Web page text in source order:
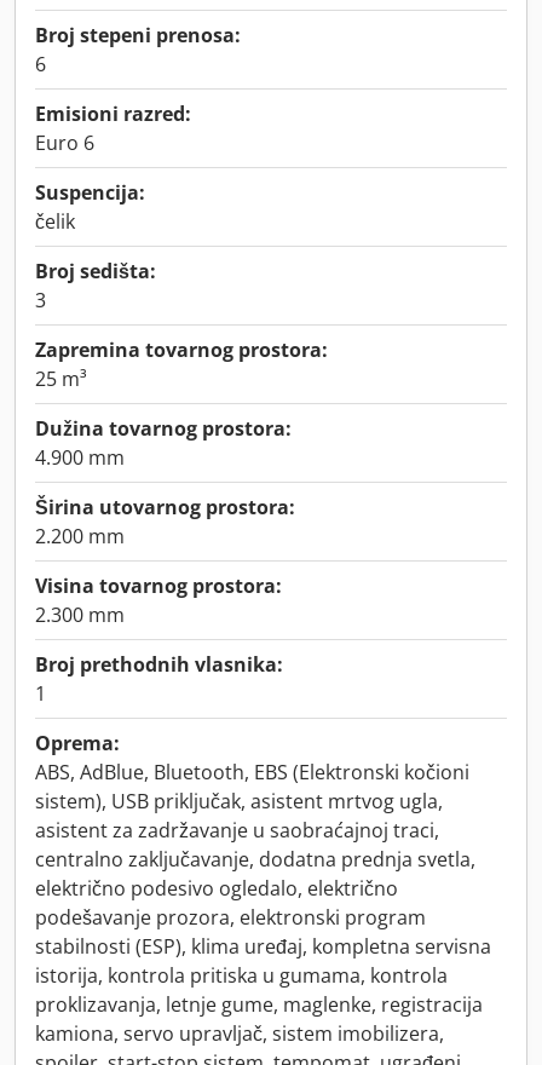
Broj stepeni prenosa:
6
Emisioni razred:
Euro 6
Suspencija:
čelik
Broj sedišta:
3
Zapremina tovarnog prostora:
25 m³
Dužina tovarnog prostora:
4.900 mm
Širina utovarnog prostora:
2.200 mm
Visina tovarnog prostora:
2.300 mm
Broj prethodnih vlasnika:
1
Oprema:
ABS, AdBlue, Bluetooth, EBS (Elektronski kočioni
sistem), USB priključak, asistent mrtvog ugla,
asistent za zadržavanje u saobraćajnoj traci,
centralno zaključavanje, dodatna prednja svetla,
električno podesivo ogledalo, električno
podešavanje prozora, elektronski program
stabilnosti (ESP), klima uređaj, kompletna servisna
istorija, kontrola pritiska u gumama, kontrola
proklizavanja, letnje gume, maglenke, registracija
kamiona, servo upravljač, sistem imobilizera,